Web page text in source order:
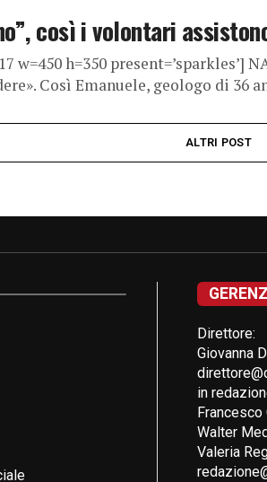
così i volontari
w=450 h=350 present=’sparkles’]
Così Emanuele, geologo di 36
ALTRI POST
Direttore:
Giovanna
in
Francesco
Walter
Valeria